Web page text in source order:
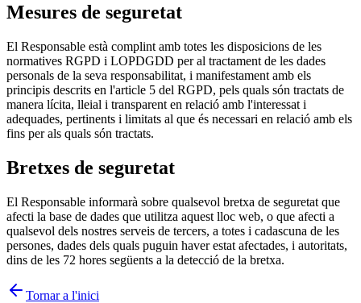
Mesures de seguretat
El Responsable està complint amb totes les disposicions de les
normatives RGPD i LOPDGDD per al tractament de les dades
personals de la seva responsabilitat, i manifestament amb els
principis descrits en l'article 5 del RGPD, pels quals són tractats de
manera lícita, lleial i transparent en relació amb l'interessat i
adequades, pertinents i limitats al que és necessari en relació amb els
fins per als quals són tractats.
Bretxes de seguretat
El Responsable informarà sobre qualsevol bretxa de seguretat que
afecti la base de dades que utilitza aquest lloc web, o que afecti a
qualsevol dels nostres serveis de tercers, a totes i cadascuna de les
persones, dades dels quals puguin haver estat afectades, i autoritats,
dins de les 72 hores següents a la detecció de la bretxa.
Tornar a l'inici